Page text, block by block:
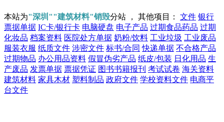
本站为"深圳""建筑材料"销毁分站 ， 其他项目： 文件 银行
票据单据 IC卡/银行卡 电脑硬盘 电子产品 过期食品药品 过期
化妆品 档案资料 医院处方单据 奶粉/饮料 工业垃圾 工业废品
服装衣服 纸质文件 涉密文件 标书/合同 快递单据 不合格产品
过期物品 办公用品资料 假冒伪劣产品 纸皮/包装 日化用品 生
产废品 发票单据 票据凭证 图书书籍报刊 考试试卷 海关资料
建筑材料 家具木材 塑料制品 政府文件 学校资料文件 电商平
台文件